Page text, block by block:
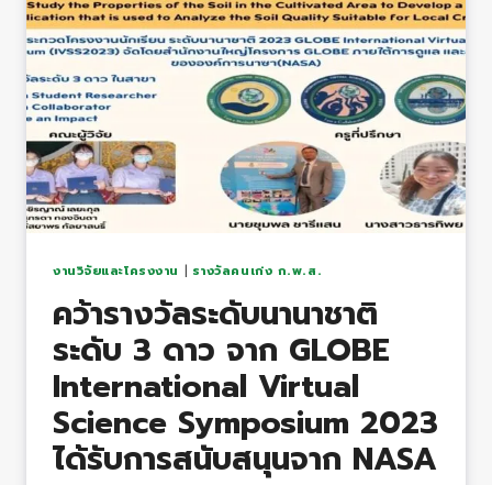
นานาชาติ
2023
GLOBE
INTERNATIONAL
VIRTUAL
SCIENCE
SYMPOSIUM
(IVSS2023)
งานวิจัยและโครงงาน | รางวัลคนเก่ง ก.พ.ส.
คว้ารางวัล​ระดับนานาชาติ​
ระดับ​ 3 ดาว​ ​จาก​ GLOBE​
International Virtual
Science Symposium 2023
ได้รับการสนับสนุนจาก​ NASA